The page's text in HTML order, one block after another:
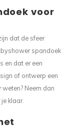
voor
dat de sfeer
spandoek
en dat er een
of ontwerp een
Neem dan
klaar.